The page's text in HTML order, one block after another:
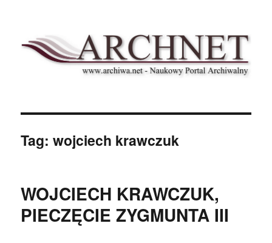
Archnet
Tag:wojciech krawczuk
WOJCIECH KRAWCZUK,
PIECZĘCIE ZYGMUNTA III